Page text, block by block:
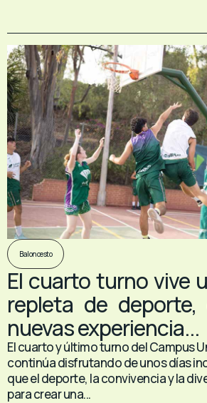
Baloncesto
El cuarto turno vive
repleta de deporte,
nuevas experiencia...
El cuarto y último turno del Campus
continúa disfrutando de unos días
que el deporte, la convivencia y la
para crear una...